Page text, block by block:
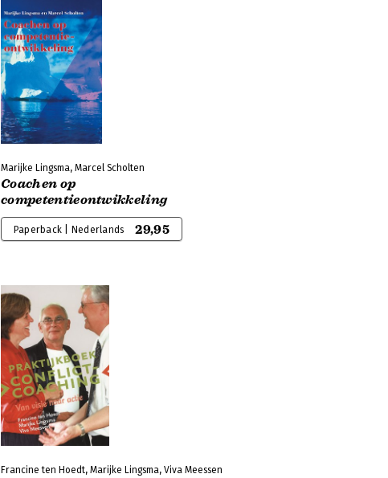
Marijke Lingsma, Marcel Scholten
Coachen op
competentieontwikkeling
Paperback | Nederlands 29,95
Francine ten Hoedt, Marijke Lingsma, Viva Meessen